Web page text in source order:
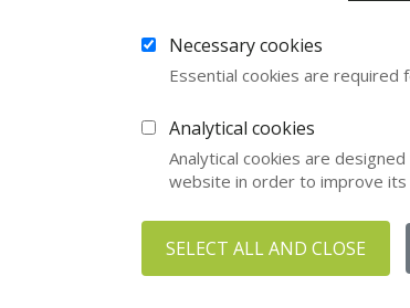
(1/2)
iz naše bogate knjižnice izobraževalnih
Necessary cookies
Essential cookies are
Analytical cookies
Analytical cookies are
website in order to improve
SELECT ALL AND CLOSE